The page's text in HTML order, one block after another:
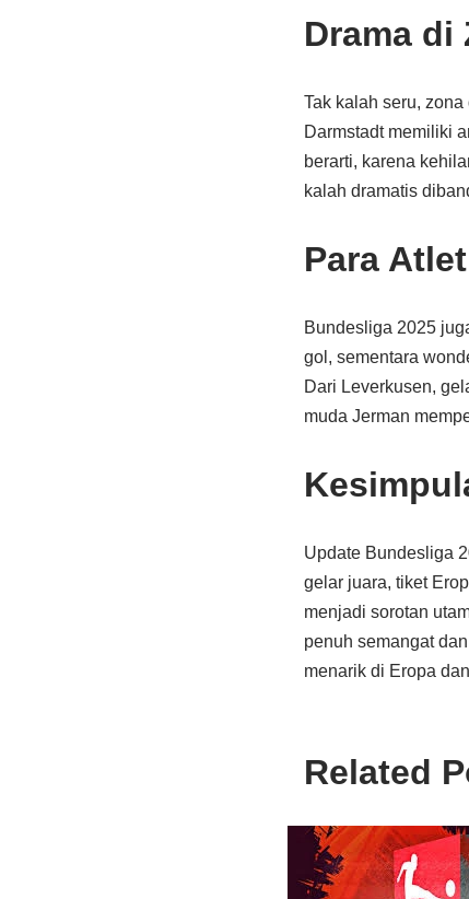
Drama di
Tak kalah seru,
Darmstadt memiliki
berarti, karena
kalah dramatis
Para
Bundesliga 2025
gol, sementara
Dari Leverkusen,
muda Jerman
Update Bundesliga
gelar juara, tiket
menjadi sorotan
penuh semangat
menarik di Eropa
Related